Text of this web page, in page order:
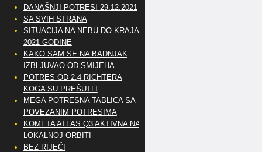
DANAŠNJI POTRESI 29.12.2021
SA SVIH STRANA
SITUACIJA NA NEBU DO KRAJA
2021 GODINE
KAKO SAM SE NA BADNJAK
IZBLJUVAO OD SMIJEHA
POTRES OD 2.4 RICHTERA
KOGA SU PREŠUTLI
MEGA POTRESNA TABLICA SA
POVEZANIM POTRESIMA
KOMETA ATLAS Q3 AKTIVNA NA
LOKALNOJ ORBITI
BEZ RIJEČI